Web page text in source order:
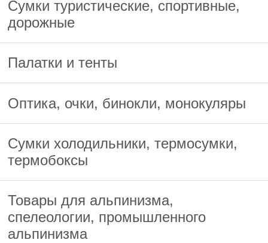
Сумки туристические, спортивные,
дорожные
Палатки и тенты
Оптика, очки, бинокли, монокуляры
Сумки холодильники, термосумки,
термобоксы
Товары для альпинизма,
спелеологии, промышленного
альпинизма